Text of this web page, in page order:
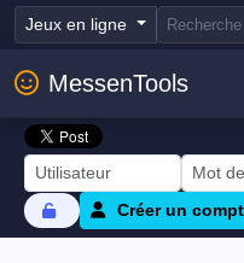
Jeux en ligne
MessenTools
Créer un